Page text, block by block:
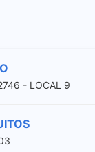
- LOCAL 9